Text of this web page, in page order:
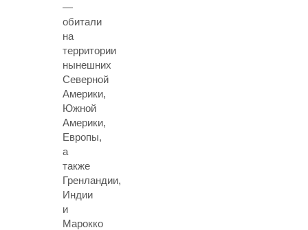
—
обитали
на
территории
нынешних
Северной
Америки,
Южной
Америки,
Европы,
а
также
Гренландии,
Индии
и
Марокко